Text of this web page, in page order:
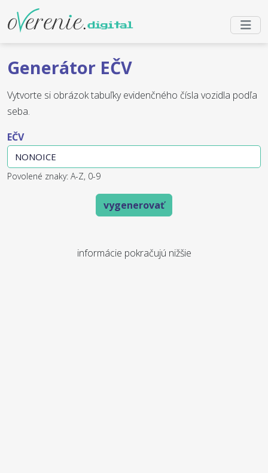
Generátor EČV
Vytvorte si obrázok tabuľky evidenčného čísla vozidla podľa
seba.
EČV
Povolené znaky: A-Z, 0-9
vygenerovať
informácie pokračujú nižšie